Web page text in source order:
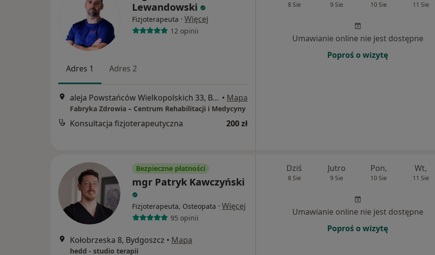
Lewandowski
Fizjoterapeuta · Więcej
12 opinii
Adres 1 Adres 2
aleja Powstańców Wielkopolskich 33, Bydgoszcz • Mapa
Fabryka Zdrowia – Centrum Rehabilitacji i Medycyny
Konsultacja fizjoterapeutyczna 200 zł
8 Sie 9 Sie 10 Sie 11 Sie
Umawianie online nie jest dostępne
Poproś o wizytę
Bezpieczne płatności
mgr Patryk Kawczyński
Fizjoterapeuta, Osteopata · Więcej
95 opinii
Kołobrzeska 8, Bydgoszcz • Mapa
hedd - studio terapii
Dziś
8 Sie
Jutro
9 Sie
Pon,
10 Sie
Wt,
11 Sie
Umawianie online nie jest dostępne
Poproś o wizytę